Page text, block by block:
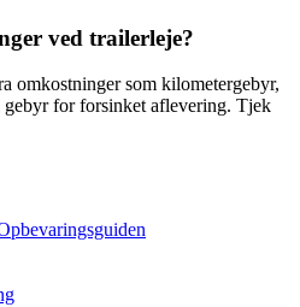
ved trailerleje?
omkostninger som kilometergebyr,
for forsinket aflevering. Tjek